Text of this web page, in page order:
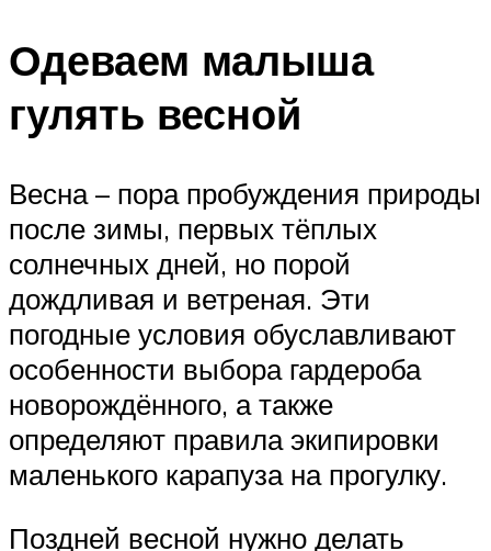
Одеваем малыша
гулять весной
Весна – пора пробуждения природы
после зимы, первых тёплых
солнечных дней, но порой
дождливая и ветреная. Эти
погодные условия обуславливают
особенности выбора гардероба
новорождённого, а также
определяют правила экипировки
маленького карапуза на прогулку.
Поздней весной нужно делать